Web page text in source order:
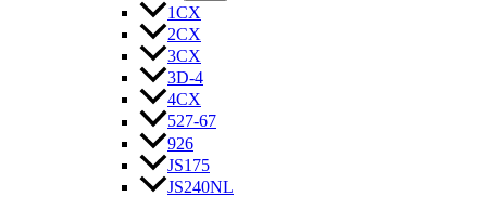
1CX
2CX
3CX
3D-4
4CX
527-67
926
JS175
JS240NL